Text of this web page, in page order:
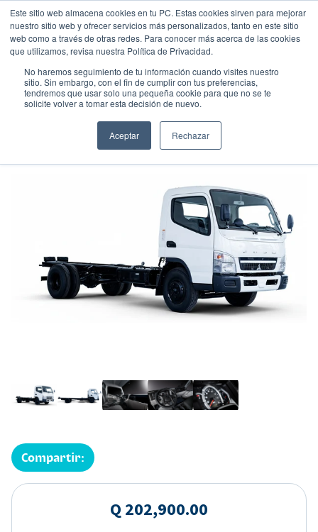
Este sitio web almacena cookies en tu PC. Estas cookies sirven para mejorar
nuestro sitio web y ofrecer servicios más personalizados, tanto en este sitio
web como a través de otras redes. Para conocer más acerca de las cookies
que utilizamos, revisa nuestra Política de Privacidad.
No haremos seguimiento de tu información cuando visites nuestro
sitio. Sin embargo, con el fin de cumplir con tus preferencias,
tendremos que usar solo una pequeña cookie para que no se te
solicite volver a tomar esta decisión de nuevo.
Aceptar Rechazar
FUSO FE 84
DIESEL
Compartir:
Q 202,900.00